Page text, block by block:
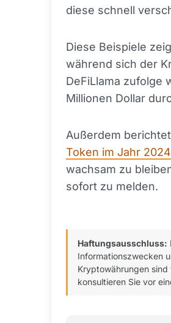
diese schnell
Diese Beispiele
während sich der
DeFiLlama zufolge
Millionen Dollar
Außerdem
Token im Jahr 2024
wachsam zu
sofort zu melden.
Haftungsausschluss:
Informationszwecken
Kryptowährungen sind
konsultieren Sie vor